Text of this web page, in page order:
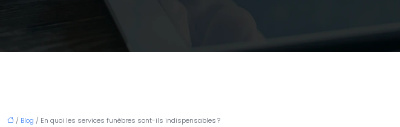
/ Blog / En quoi les services funèbres sont-ils indispensables ?